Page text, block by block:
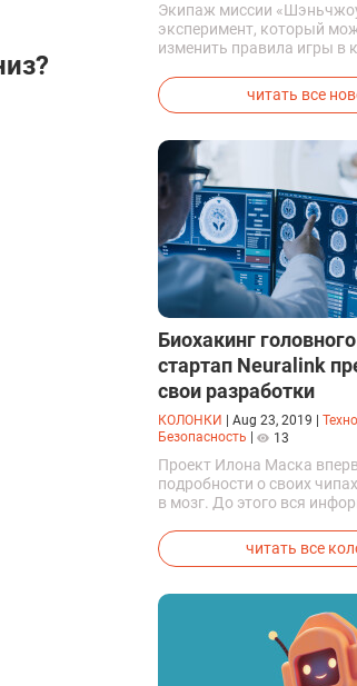
Экипаж миссии
эксперимент, который
изменить правила игры в
успешно синтезировали
компоненты ракетного
прямо на орбите.
читать все
Биохакинг
стартап Neuralink
свои разработки
КОЛОНКИ Aug 23, 2019
Безопасность
13
Проект Илона Маска
подробности о своих
в мозг. До этого вся
читать все